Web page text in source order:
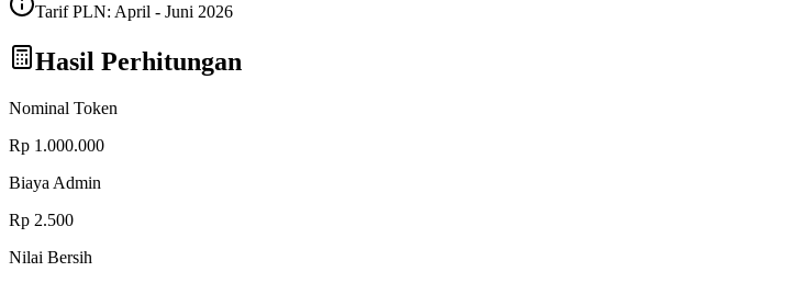
Tarif PLN: April - Juni 2026
Hasil Perhitungan
Nominal Token
Rp 1.000.000
Biaya Admin
Rp 2.500
Nilai Bersih